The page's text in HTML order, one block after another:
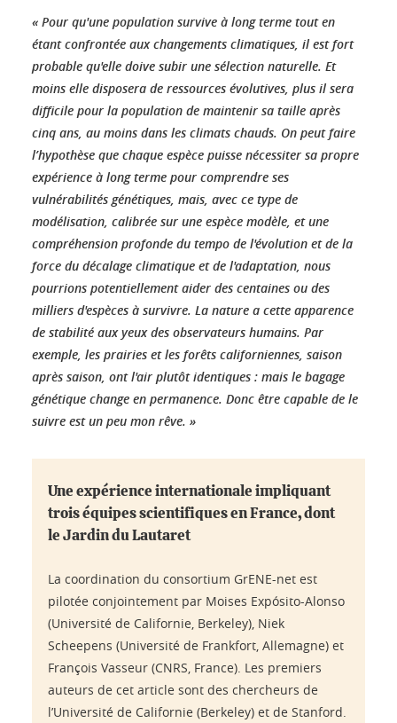
« Pour qu'une population survive à long terme tout en
étant confrontée aux changements climatiques, il est fort
probable qu'elle doive subir une sélection naturelle. Et
moins elle disposera de ressources évolutives, plus il sera
difficile pour la population de maintenir sa taille après
cinq ans, au moins dans les climats chauds. On peut faire
l’hypothèse que chaque espèce puisse nécessiter sa propre
expérience à long terme pour comprendre ses
vulnérabilités génétiques, mais, avec ce type de
modélisation, calibrée sur une espèce modèle, et une
compréhension profonde du tempo de l'évolution et de la
force du décalage climatique et de l'adaptation, nous
pourrions potentiellement aider des centaines ou des
milliers d'espèces à survivre. La nature a cette apparence
de stabilité aux yeux des observateurs humains. Par
exemple, les prairies et les forêts californiennes, saison
après saison, ont l'air plutôt identiques : mais le bagage
génétique change en permanence. Donc être capable de le
suivre est un peu mon rêve. »
Une expérience internationale impliquant
trois équipes scientifiques en France, dont
le Jardin du Lautaret
La coordination du consortium GrENE-net est
pilotée conjointement par Moises Expósito-Alonso
(Université de Californie, Berkeley), Niek
Scheepens (Université de Frankfort, Allemagne) et
François Vasseur (CNRS, France). Les premiers
auteurs de cet article sont des chercheurs de
l’Université de Californie (Berkeley) et de Stanford.